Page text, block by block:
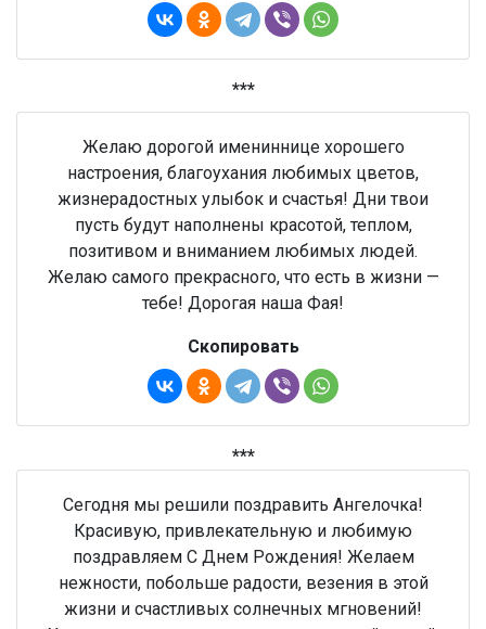
***
Желаю дорогой имениннице хорошего
настроения, благоухания любимых цветов,
жизнерадостных улыбок и счастья! Дни твои
пусть будут наполнены красотой, теплом,
позитивом и вниманием любимых людей.
Желаю самого прекрасного, что есть в жизни —
тебе! Дорогая наша Фая!
Скопировать
***
Сегодня мы решили поздравить Ангелочка!
Красивую, привлекательную и любимую
поздравляем С Днем Рождения! Желаем
нежности, побольше радости, везения в этой
жизни и счастливых солнечных мгновений!